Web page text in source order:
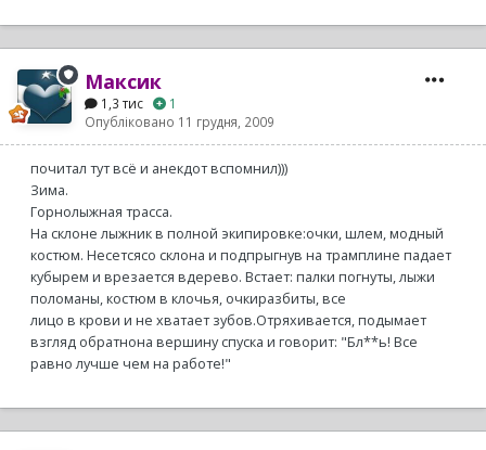
Максик
1,3 тис
1
Опубліковано 11 грудня, 2009
почитал тут всё и анекдот вспомнил)))
Зима.
Горнолыжная трасса.
На склоне лыжник в полной экипировке:очки, шлем, модный
костюм. Несетсясо склона и подпрыгнув на трамплине падает
кубырем и врезается вдерево. Встает: палки погнуты, лыжи
поломаны, костюм в клочья, очкиразбиты, все
лицо в крови и не хватает зубов.Отряхивается, подымает
взгляд обратнона вершину спуска и говорит: "Бл**ь! Все
равно лучше чем на работе!"